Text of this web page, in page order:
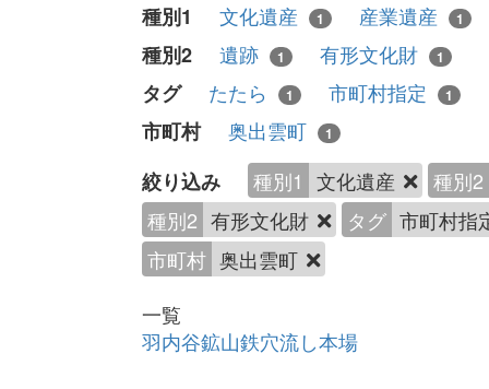
種別1 文化遺産 1 産業遺産 1
種別2 遺跡 1 有形文化財 1
タグ たたら 1 市町村指定 1
市町村
奥出雲町 1
絞り込み 種別1 文化遺産
種別2
種別2 有形文化財 タグ 市町村指
市町村 奥出雲町
一覧
羽内谷鉱山鉄穴流し本場